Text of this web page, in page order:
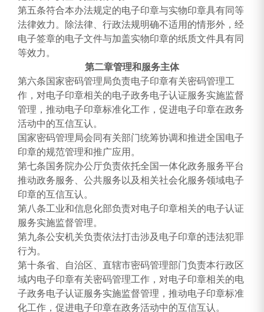
第五条符合本办法规定的电子印章与实物印章具有同等
法律效力。除法律、行政法规明确不适用的情形外，经
电子签章的电子文件与加盖实物印章的纸质文件具有同
等效力。
第二章管理和服务主体
第六条国家密码管理局负责电子印章有关密码管理工
作，对电子印章相关的电子政务电子认证服务实施监督
管理，推动电子印章标准化工作，促进电子印章在政务
活动中的互信互认。
国家密码管理局会同有关部门统筹协调和推进全国电子
印章的规范管理和推广应用。
第七条国务院办公厅负责依托全国一体化政务服务平台
推动政务服务、公共服务以及相关社会化服务领域电子
印章的互信互认。
第八条工业和信息化部负责对电子印章相关的电子认证
服务实施监督管理。
第九条公安机关负责依法打击涉及电子印章的违法犯罪
行为。
第十条省、自治区、直辖市密码管理部门负责本行政区
域内电子印章有关密码管理工作，对电子印章相关的电
子政务电子认证服务实施监督管理，推动电子印章标准
化工作，促进电子印章在政务活动中的互信互认。